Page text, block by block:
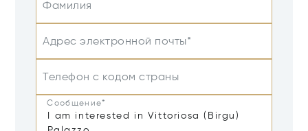
Фамилия
Адрес электронной почты*
Телефон с кодом страны
Сообщение*